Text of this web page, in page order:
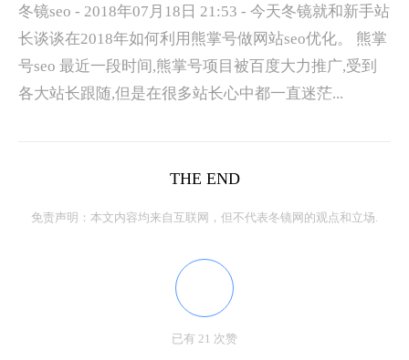
冬镜seo - 2018年07月18日 21:53 - 今天冬镜就和新手站
长谈谈在2018年如何利用熊掌号做网站seo优化。 熊掌
号seo 最近一段时间,熊掌号项目被百度大力推广,受到
各大站长跟随,但是在很多站长心中都一直迷茫...
THE END
免责声明：本文内容均来自互联网，但不代表冬镜网的观点和立场.
已有 21 次赞